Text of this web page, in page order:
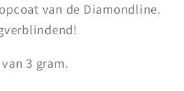
van de Diamondline.
3 gram.